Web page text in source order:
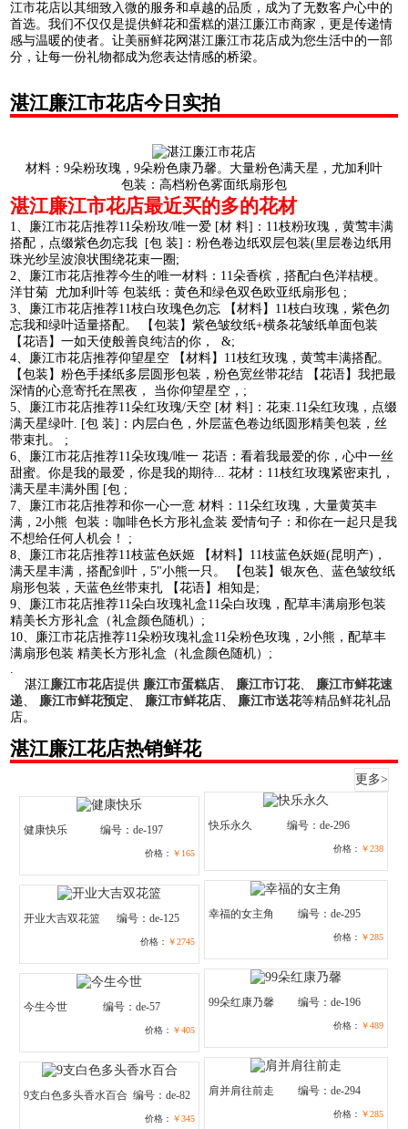
江市花店以其细致入微的服务和卓越的品质，成为了无数客户心中的
首选。我们不仅仅是提供鲜花和蛋糕的湛江廉江市商家，更是传递情
感与温暖的使者。让美丽鲜花网湛江廉江市花店成为您生活中的一部
分，让每一份礼物都成为您表达情感的桥梁。
湛江廉江市花店今日实拍
材料：9朵粉玫瑰，9朵粉色康乃馨。大量粉色满天星，尤加利叶
包装：高档粉色雾面纸扇形包
湛江廉江市花店最近买的多的花材
1、廉江市花店推荐11朵粉玫/唯一爱 [材 料]：11枝粉玫瑰，黄莺丰满
搭配，点缀紫色勿忘我 [包 装]：粉色卷边纸双层包装(里层卷边纸用
珠光纱呈波浪状围绕花束一圈;
2、廉江市花店推荐今生的唯一材料：11朵香槟，搭配白色洋桔梗。
洋甘菊 尤加利叶等 包装纸：黄色和绿色双色欧亚纸扇形包 ;
3、廉江市花店推荐11枝白玫瑰色勿忘 【材料】11枝白玫瑰，紫色勿
忘我和绿叶适量搭配。 【包装】紫色皱纹纸+横条花皱纸单面包装
【花语】一如天使般善良纯洁的你， &;
4、廉江市花店推荐仰望星空 【材料】11枝红玫瑰，黄莺丰满搭配。
【包装】粉色手揉纸多层圆形包装，粉色宽丝带花结 【花语】我把最
深情的心意寄托在黑夜， 当你仰望星空，;
5、廉江市花店推荐11朵红玫瑰/天空 [材 料]：花束.11朵红玫瑰，点缀
满天星绿叶. [包 装]：内层白色，外层蓝色卷边纸圆形精美包装，丝
带束扎。 ;
6、廉江市花店推荐11朵玫瑰/唯一 花语：看着我最爱的你，心中一丝
甜蜜。你是我的最爱，你是我的期待... 花材：11枝红玫瑰紧密束扎，
满天星丰满外围 [包 ;
7、廉江市花店推荐和你一心一意 材料：11朵红玫瑰，大量黄英丰
满，2小熊 包装：咖啡色长方形礼盒装 爱情句子：和你在一起只是我
不想给任何人机会！ ;
8、廉江市花店推荐11枝蓝色妖姬 【材料】11枝蓝色妖姬(昆明产)，
满天星丰满，搭配剑叶，5"小熊一只。 【包装】银灰色、蓝色皱纹纸
扇形包装，天蓝色丝带束扎 【花语】相知是;
9、廉江市花店推荐11朵白玫瑰礼盒11朵白玫瑰，配草丰满扇形包装
精美长方形礼盒（礼盒颜色随机）;
10、廉江市花店推荐11朵粉玫瑰礼盒11朵粉色玫瑰，2小熊，配草丰
满扇形包装 精美长方形礼盒（礼盒颜色随机）;
.
湛江廉江市花店提供 廉江市蛋糕店、 廉江市订花、 廉江市鲜花速
递、 廉江市鲜花预定、 廉江市鲜花店、 廉江市送花等精品鲜花礼品
店。
湛江廉江花店热销鲜花
更多>
健康快乐 编号：de-197
价格： ￥165
快乐永久 编号：de-296
价格： ￥238
开业大吉双花篮 编号：de-125
价格： ￥2745
幸福的女主角 编号：de-295
价格： ￥285
今生今世 编号：de-57
价格： ￥405
99朵红康乃馨 编号：de-196
价格： ￥489
9支白色多头香水百合 编号：de-82
价格： ￥345
肩并肩往前走 编号：de-294
价格： ￥285